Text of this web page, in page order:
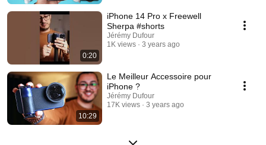
0:20
iPhone 14 Pro x Freewell
Sherpa #shorts
Jérémy Dufour
1K views
3 years ago
10:29
Le Meilleur Accessoire pour
iPhone ?
Jérémy Dufour
17K views
3 years ago